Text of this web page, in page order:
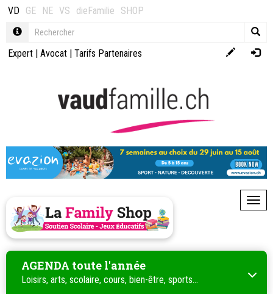
VD GE NE VS dieFamilie SHOP
Expert | Avocat | Tarifs Partenaires
AGENDA toute l'année
Loisirs, arts, scolaire, cours, bien-être, sports...